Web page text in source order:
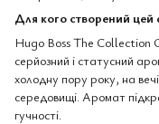
Для кого створений цей
Hugo Boss The Collection
серйозний і статусний
холодну пору року, на
середовищі. Аромат
гучності.